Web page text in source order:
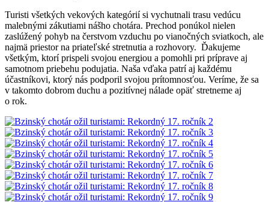
Turisti všetkých vekových kategórií si vychutnali trasu vedúcu
malebnými zákutiami nášho chotára. Prechod ponúkol nielen
zaslúžený pohyb na čerstvom vzduchu po vianočných sviatkoch, ale
najmä priestor na priateľské stretnutia a rozhovory. Ďakujeme
všetkým, ktorí prispeli svojou energiou a pomohli pri príprave aj
samotnom priebehu podujatia. Naša vďaka patrí aj každému
účastníkovi, ktorý nás podporil svojou prítomnosťou. Veríme, že sa
v takomto dobrom duchu a pozitívnej nálade opäť stretneme aj
o rok.